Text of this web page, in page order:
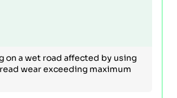
on a wet road affected by using
wear exceeding maximum